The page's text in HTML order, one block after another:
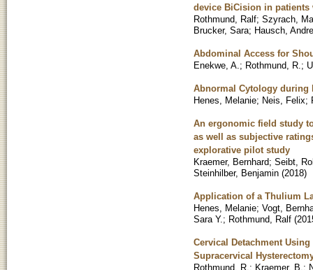
device BiCision in
Rothmund, Ralf; Szyrach,
Brucker, Sara; Hausch,
Abdominal Access for
Enekwe, A. ; Rothmund, R. ;
Abnormal Cytology during
Henes, Melanie; Neis, Felix;
An ergonomic field study
as well as subjective
explorative pilot study
Kraemer, Bernhard; Seibt,
Steinhilber, Benjamin (2018)
Application of a Thulium
Henes, Melanie; Vogt,
Sara Y. ; Rothmund, Ralf (
Cervical Detachment
Supracervical
Rothmund, R. ; Kraemer, B. ;